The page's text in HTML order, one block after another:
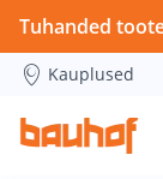
Lülitid ja
Tuhanded
Kauplused